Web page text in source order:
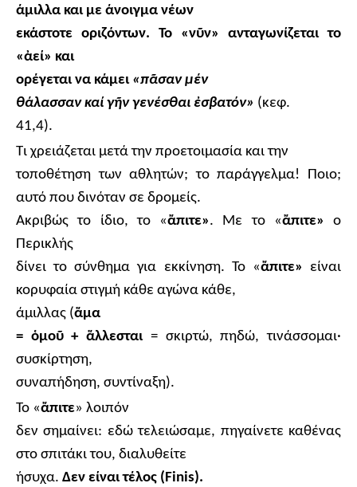
άμιλλα και με άνοιγμα νέων
εκάστοτε οριζόντων. Το «νῦν» ανταγωνίζεται το
«ἀεί» και
ορέγεται να κάμει «πᾶσαν μέν
θάλασσαν καί γῆν γενέσθαι ἐσβατόν» (κεφ.
41,4).
Τι χρειάζεται μετά την προετοιμασία και την
τοποθέτηση των αθλητών; το παράγγελμα! Ποιο;
αυτό που δινόταν σε δρομείς.
Ακριβώς το ίδιο, το «ἄπιτε». Με το «ἄπιτε» ο
Περικλής
δίνει το σύνθημα για εκκίνηση. Το «ἄπιτε» είναι
κορυφαία στιγμή κάθε αγώνα κάθε,
άμιλλας (ἅμα
= ὁμοῦ+ἅλλεσται = σκιρτώ, πηδώ, τινάσσομαι·
συσκίρτηση,
συναπήδηση, συντίναξη).
Το «ἄπιτε» λοιπόν
δεν σημαίνει: εδώ τελειώσαμε, πηγαίνετε καθένας
στο σπιτάκι του, διαλυθείτε
ήσυχα. Δεν είναι τέλος ( Finis).